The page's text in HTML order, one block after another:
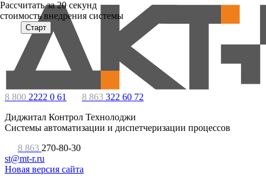
8 800 2222 0 61 8 863 322 60 72
Диджитал Контрол Технолоджи
Системы автоматизации и диспетчеризации процессов
8 863 270-80-30
st@mt-r.ru
Новая версия сайта
Расcчитать за 20 секунд
стоимость внедрения системы
Старт